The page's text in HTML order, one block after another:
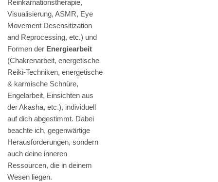
Reinkarnationstherapie,
Visualisierung, ASMR, Eye
Movement Desensitization
and Reprocessing, etc.) und
Formen der Energiearbeit
(Chakrenarbeit, energetische
Reiki-Techniken, energetische
& karmische Schnüre,
Engelarbeit, Einsichten aus
der Akasha, etc.), individuell
auf dich abgestimmt. Dabei
beachte ich, gegenwärtige
Herausforderungen, sondern
auch deine inneren
Ressourcen, die in deinem
Wesen liegen.